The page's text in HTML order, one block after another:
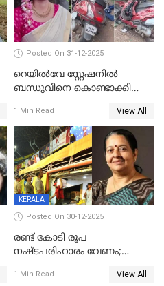
Posted On 31-12-2025
റെയിൽവേ സ്റ്റേഷനിൽ
ബന്ധുവിനെ കൊണ്ടാക്കി
ലോറി സ്കൂട്ടറിൽ ഇടിച്ചു :
യുവതിക്ക് ദാരുണാന്ത്യം
1 Min Read View All
KERALA
Posted On 30-12-2025
രണ്ട് കോടി രൂപ
നഷ്ടപരിഹാരം വേണം;
നോട്ടീസയച്ച് ഉമാ തോമസ്
1 Min Read View All